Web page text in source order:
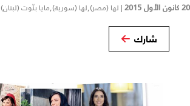
20 كانون الأول 2015 | لها (مصر),لها (سورية),مايا بنّوت (لبنان)
شارك